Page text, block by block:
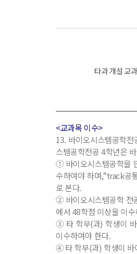
타과 개설 교
<교과목 이수>
13. 바이오시스템공학
스템공학전공 4학년은
① 바이오시스템공학을
수하여야 하며,”track공
로 본다.
② 바이오시스템공학 전
에서 48학점 이상을 이
③ 타 학부(과) 학생이 바
이수하여야 한다.
④ 타 학부(과) 학생이 바